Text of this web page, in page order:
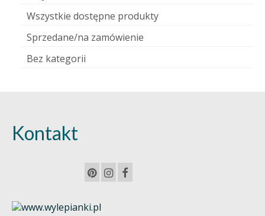
Wszystkie dostępne produkty
Sprzedane/na zamówienie
Bez kategorii
Kontakt